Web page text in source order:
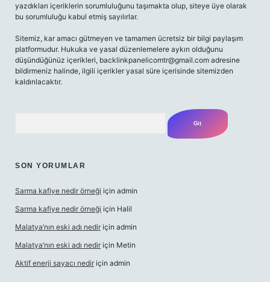
yazdıkları içeriklerin sorumluluğunu taşımakta olup, siteye üye olarak
bu sorumluluğu kabul etmiş sayılırlar.
Sitemiz, kar amacı gütmeyen ve tamamen ücretsiz bir bilgi paylaşım
platformudur. Hukuka ve yasal düzenlemelere aykırı olduğunu
düşündüğünüz içerikleri, backlinkpanelicomtr@gmail.com adresine
bildirmeniz halinde, ilgili içerikler yasal süre içerisinde sitemizden
kaldırılacaktır.
SON YORUMLAR
Sarma kafiye nedir örneği için admin
Sarma kafiye nedir örneği için Halil
Malatya’nın eski adı nedir için admin
Malatya’nın eski adı nedir için Metin
Aktif enerji sayacı nedir için admin